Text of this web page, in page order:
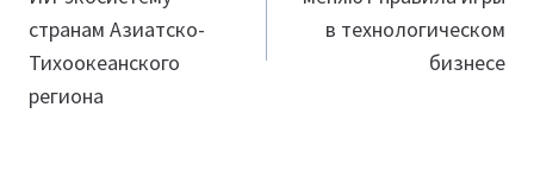
записям
странам Азиатско-
Тихоокеанского
региона
в технологическом
бизнесе